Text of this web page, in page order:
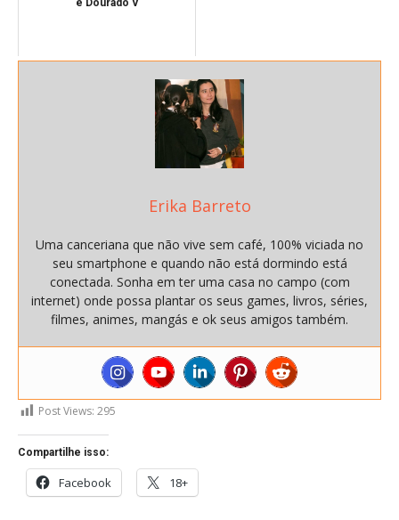
e Dourado V
Erika Barreto
Uma canceriana que não vive sem café, 100% viciada no
seu smartphone e quando não está dormindo está
conectada. Sonha em ter uma casa no campo (com
internet) onde possa plantar os seus games, livros, séries,
filmes, animes, mangás e ok seus amigos também.
Post Views: 295
Compartilhe isso:
Facebook 18+